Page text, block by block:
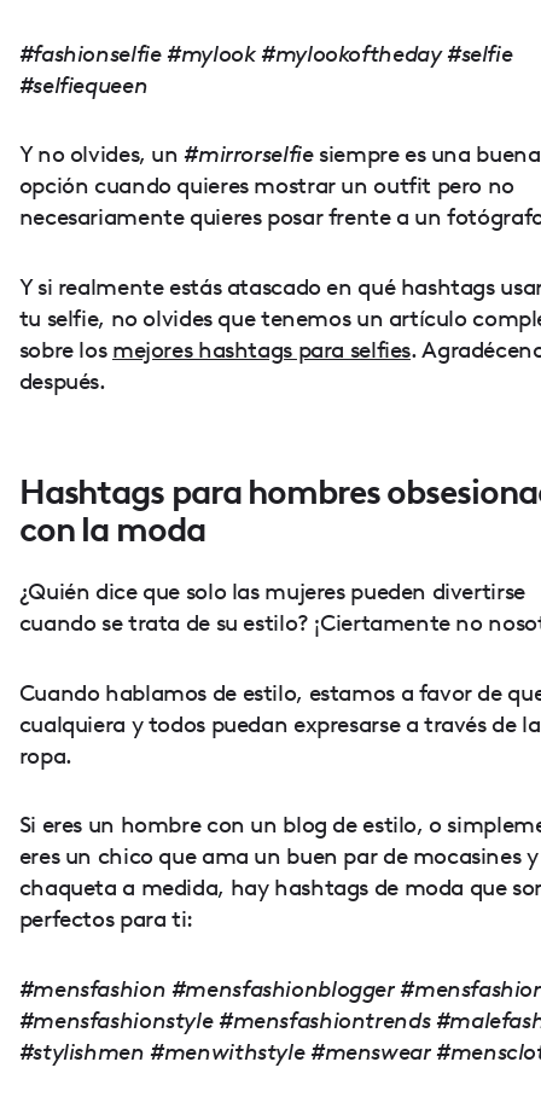
#fashionselfie #mylook #mylookoftheday #selfie
#selfiequeen
Y no olvides, un#mirrorselfiesiempre es una buena
opción cuando quieres mostrar un outfit pero no
necesariamente quieres posar frente a un
Y si realmente estás atascado en qué hashtags
tu selfie, no olvides que tenemos un artículo
sobre los mejores hashtags para selfies.
después.
Hashtags para hombres
con la moda
¿Quién dice que solo las mujeres pueden divertirse
cuando se trata de su estilo? ¡Ciertamente no
Cuando hablamos de estilo, estamos a favor de
cualquiera y todos puedan expresarse a través de la
ropa.
Si eres un hombre con un blog de estilo, o
eres un chico que ama un buen par de mocasines
chaqueta a medida, hay hashtags de moda que
perfectos para ti:
#mensfashion #mensfashionblogger
#mensfashionstyle #mensfashiontrends
#stylishmen #menwithstyle #menswear